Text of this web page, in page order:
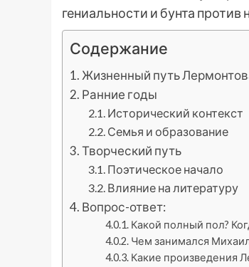
гениальности и бунта против
Содержание
Жизненный путь
Ранние годы
Исторический контекст
Семья и образование
Творческий путь
Поэтическое начало
Влияние на литературу
Вопрос-ответ:
Какой полный пол?
Чем занимался
Какие произведения